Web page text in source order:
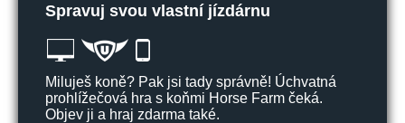
Spravuj svou vlastní jízdárnu
Miluješ koně? Pak jsi tady správně! Úchvatná
prohlížečová hra s koňmi Horse Farm čeká.
Objev ji a hraj zdarma také.